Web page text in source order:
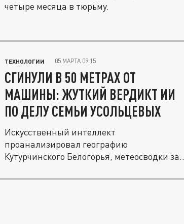
четыре месяца в тюрьму.
ТЕХНОЛОГИИ 05 МАРТА 09:15
СГИНУЛИ В 50 МЕТРАХ ОТ
МАШИНЫ: ЖУТКИЙ ВЕРДИКТ ИИ
ПО ДЕЛУ СЕМЬИ УСОЛЬЦЕВЫХ
Искусственный интеллект
проанализировал географию
Кутурчинского Белогорья, метеосводки за